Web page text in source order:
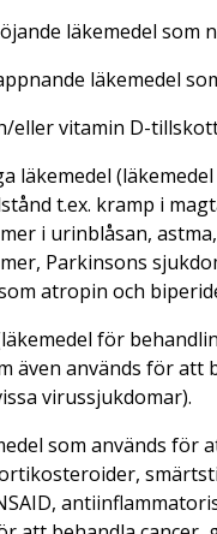
läkemedel som
läkemedel
eller vitamin D-
läkemedel
t.ex. kramp i
i urinblåsan,
Parkinsons
atropin och
för
även används för att
virussjukdomar).
som används för